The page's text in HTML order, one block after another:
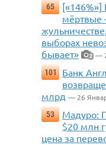
65
мёртвые
выборах
бывает»
2 —
101
Банк
млрд — 26
53
Мадуро:
$20 млн
цена за